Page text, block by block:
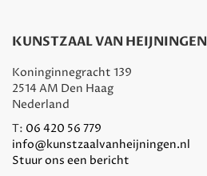
KUNSTZAAL VAN HEIJNINGEN
Koninginnegracht 139
2514 AM Den Haag
Nederland
T: 06 420 56 779
info@kunstzaalvanheijningen.nl
Stuur ons een bericht